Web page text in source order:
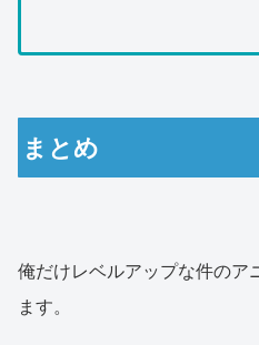
まとめ
俺だけレベルアップな件のア
ます。